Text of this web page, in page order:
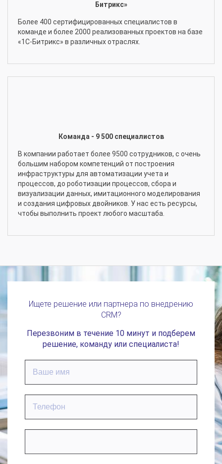
Битрикс»
Более 400 сертифицированных специалистов в
команде и более 2000 реализованных проектов на базе
«1С-Битрикс» в различных отраслях.
Команда - 9 500 специалистов
В компании работает более 9500 сотрудников, с очень
большим набором компетенций от построения
инфраструктуры для автоматизации учета и
процессов, до роботизации процессов, сбора и
визуализации данных, имитационного моделирования
и создания цифровых двойников. У нас есть ресурсы,
чтобы выполнить проект любого масштаба.
Ищете решение или партнера по внедрению
CRM?
Перезвоним в течение 10 минут и подберем
решение, команду или специалиста!